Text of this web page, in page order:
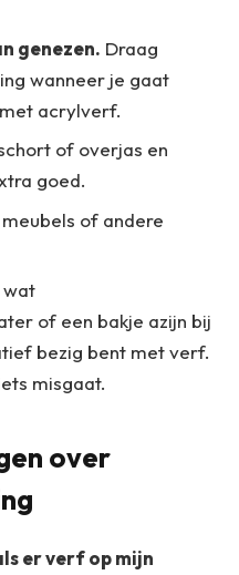
genezen. Draag
wanneer je gaat
acrylverf.
of overjas en
goed.
of andere
wat
of een bakje azijn bij
bezig bent met verf.
misgaat.
over
er verf op mijn